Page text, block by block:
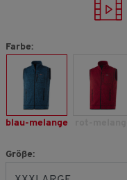
Farbe:
blau-melange
Größe: